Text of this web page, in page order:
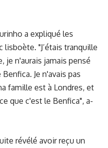
a expliqué les
"J’étais tranquille
je n'aurais jamais pensé
Je n'avais pas
famille est à Londres, et
que c'est le Benfica", a-
révélé avoir reçu un